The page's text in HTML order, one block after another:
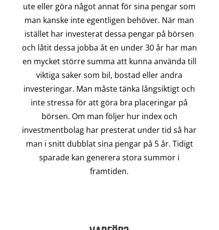
ute eller göra något annat för sina pengar som
man kanske inte egentligen behöver. När man
istället har investerat dessa pengar på börsen
och låtit dessa jobba åt en under 30 år har man
en mycket större summa att kunna använda till
viktiga saker som bil, bostad eller andra
investeringar. Man måste tänka långsiktigt och
inte stressa för att göra bra placeringar på
börsen. Om man följer hur index och
investmentbolag har presterat under tid så har
man i snitt dubblat sina pengar på 5 år. Tidigt
sparade kan generera stora summor i
framtiden.